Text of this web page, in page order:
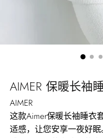
AIMER 保暖长袖
AIMER
这款Aimer保暖长袖睡衣
适感，让您安享一夜好